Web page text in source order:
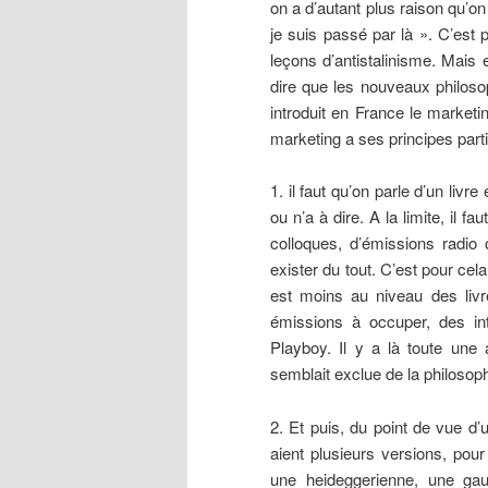
on a d’autant plus raison
je suis passé par là ». C’est
leçons d’antistalinisme.
dire que les nouveaux
introduit en France le
marketing a ses principes
1. il faut qu’on parle d’un
ou n’a à dire. A la limite, il
colloques, d’émissions
exister du tout. C’est pour
est moins au niveau des
émissions à occuper, des
Playboy. Il y a là toute une
semblait exclue de la
2. Et puis, du point de vue
aient plusieurs versions,
une heideggerienne, une